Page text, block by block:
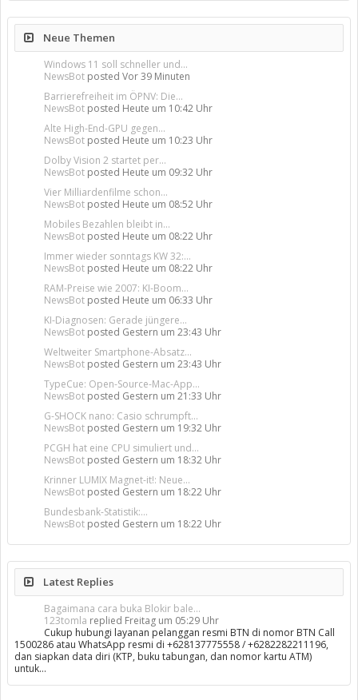
Neue Themen
Windows 11 soll schneller und...
NewsBot posted Vor 39 Minuten
Barrierefreiheit im ÖPNV: Die...
NewsBot posted Heute um 10:42 Uhr
Alte High-End-GPU gegen...
NewsBot posted Heute um 10:23 Uhr
Dolby Vision 2 startet per...
NewsBot posted Heute um 09:32 Uhr
Vier Milliardenfilme schon...
NewsBot posted Heute um 08:52 Uhr
Mobiles Bezahlen bleibt in...
NewsBot posted Heute um 08:22 Uhr
Immer wieder sonntags KW 32:...
NewsBot posted Heute um 08:22 Uhr
RAM-Preise wie 2007: KI-Boom...
NewsBot posted Heute um 06:33 Uhr
KI-Diagnosen: Gerade jüngere...
NewsBot posted Gestern um 23:43 Uhr
Weltweiter Smartphone-Absatz...
NewsBot posted Gestern um 23:43 Uhr
TypeCue: Open-Source-Mac-App...
NewsBot posted Gestern um 21:33 Uhr
G-SHOCK nano: Casio schrumpft...
NewsBot posted Gestern um 19:32 Uhr
PCGH hat eine CPU simuliert und...
NewsBot posted Gestern um 18:32 Uhr
Krinner LUMIX Magnet-it!: Neue...
NewsBot posted Gestern um 18:22 Uhr
Bundesbank-Statistik:...
NewsBot posted Gestern um 18:22 Uhr
Latest Replies
Bagaimana cara buka Blokir bale...
123tomla replied Freitag um 05:29 Uhr
Cukup hubungi layanan pelanggan resmi BTN di nomor BTN Call
1500286 atau WhatsApp resmi di +628137775558 / +6282282211196,
dan siapkan data diri (KTP, buku tabungan, dan nomor kartu ATM)
untuk…